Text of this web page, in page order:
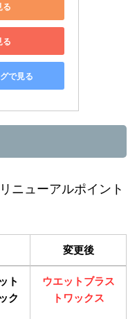
る
る
で見る
ニューアルポイント
変更後
ト
ク
ウエットブラス
トワックス